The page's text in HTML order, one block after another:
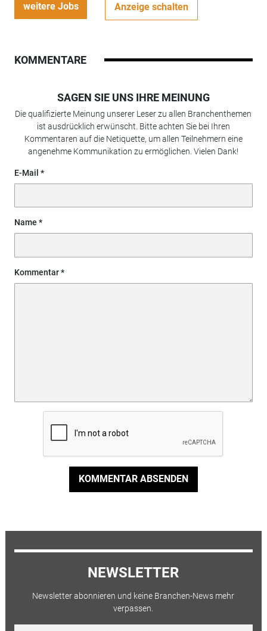
weitere Jobs Anzeige schalten
KOMMENTARE
SAGEN SIE UNS IHRE MEINUNG
Die qualifizierte Meinung unserer Leser zu allen Branchenthemen
ist ausdrücklich erwünscht. Bitte achten Sie bei Ihren
Kommentaren auf die Netiquette, um allen Teilnehmern eine
angenehme Kommunikation zu ermöglichen. Vielen Dank!
E-Mail
Name
Kommentar
KOMMENTAR ABSENDEN
NEWSLETTER
Newsletter abonnieren und keine Branchen-News mehr
verpassen.